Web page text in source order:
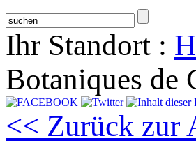
Ihr Standort :
Botaniques de
<< Zurück zur